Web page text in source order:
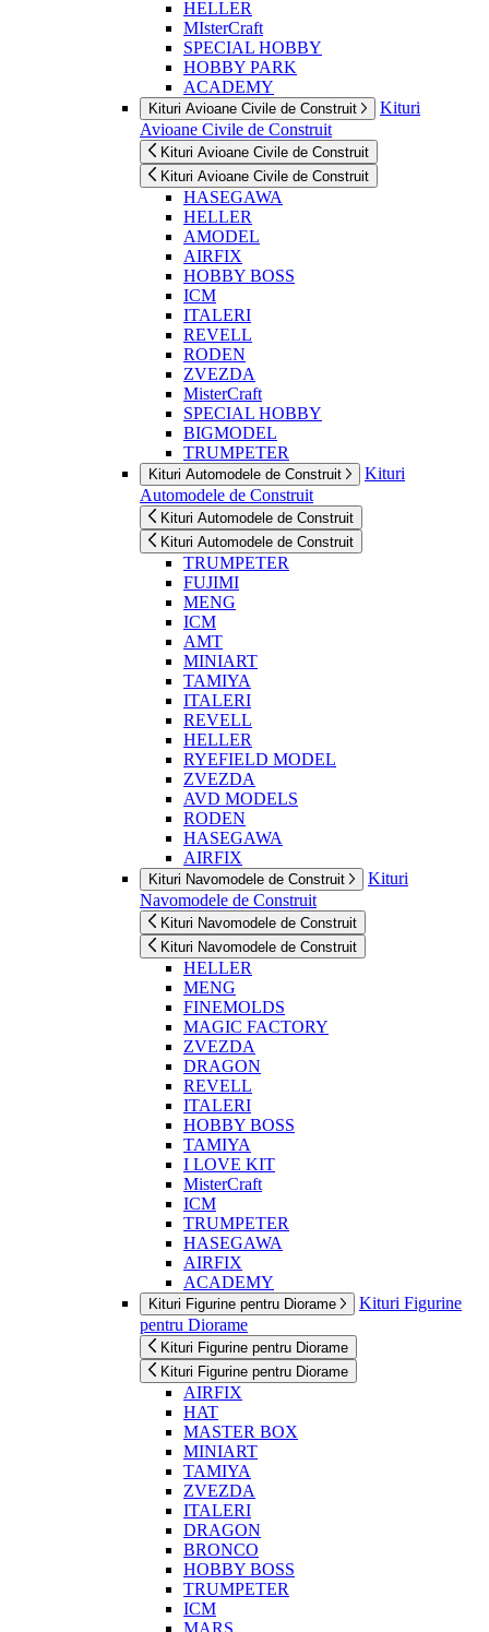
HELLER
MIsterCraft
SPECIAL HOBBY
HOBBY PARK
ACADEMY
Kituri Avioane Civile de Construit
Kituri
Avioane Civile de Construit
Kituri Avioane Civile de Construit
Kituri Avioane Civile de Construit
HASEGAWA
HELLER
AMODEL
AIRFIX
HOBBY BOSS
ICM
ITALERI
REVELL
RODEN
ZVEZDA
MisterCraft
SPECIAL HOBBY
BIGMODEL
TRUMPETER
Kituri Automodele de Construit
Kituri
Automodele de Construit
Kituri Automodele de Construit
Kituri Automodele de Construit
TRUMPETER
FUJIMI
MENG
ICM
AMT
MINIART
TAMIYA
ITALERI
REVELL
HELLER
RYEFIELD MODEL
ZVEZDA
AVD MODELS
RODEN
HASEGAWA
AIRFIX
Kituri Navomodele de Construit
Kituri
Navomodele de Construit
Kituri Navomodele de Construit
Kituri Navomodele de Construit
HELLER
MENG
FINEMOLDS
MAGIC FACTORY
ZVEZDA
DRAGON
REVELL
ITALERI
HOBBY BOSS
TAMIYA
I LOVE KIT
MisterCraft
ICM
TRUMPETER
HASEGAWA
AIRFIX
ACADEMY
Kituri Figurine pentru Diorame
Kituri Figurine
pentru Diorame
Kituri Figurine pentru Diorame
Kituri Figurine pentru Diorame
AIRFIX
HAT
MASTER BOX
MINIART
TAMIYA
ZVEZDA
ITALERI
DRAGON
BRONCO
HOBBY BOSS
TRUMPETER
ICM